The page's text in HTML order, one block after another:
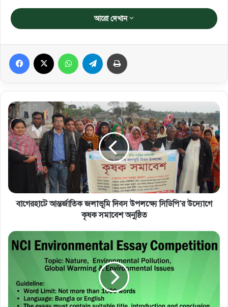
আরো দেখান
বাগেরহাটে আন্তর্জাতিক জলাভূমি দিবস উপলক্ষ্যে সিডিপি’র উদ্যোগে
কৃষক সমাবেশ অনুষ্ঠিত